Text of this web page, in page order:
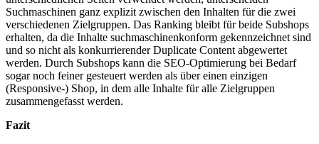
Suchmaschinen ganz explizit zwischen den Inhalten für die zwei
verschiedenen Zielgruppen. Das Ranking bleibt für beide Subshops
erhalten, da die Inhalte suchmaschinenkonform gekennzeichnet sind
und so nicht als konkurrierender Duplicate Content abgewertet
werden. Durch Subshops kann die SEO-Optimierung bei Bedarf
sogar noch feiner gesteuert werden als über einen einzigen
(Responsive-) Shop, in dem alle Inhalte für alle Zielgruppen
zusammengefasst werden.
Fazit